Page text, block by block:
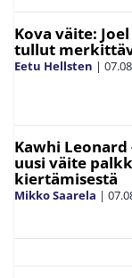
Kova väite:
tullut
Eetu Hellsten |
Kawhi Leonard
uusi väite
kiertämisestä
Mikko Saarela |